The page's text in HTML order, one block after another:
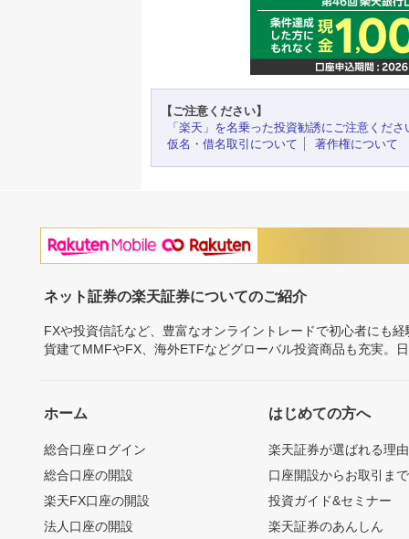
【ご注意ください】
「楽天」を名乗った投資勧誘にご注意くださ
仮名・借名取引について
著作権について
ネット証券の楽天証券についてのご紹介
FXや投資信託など、豊富なオンライントレードで初心者にも
貨建てMMFやFX、海外ETFなどグローバル投資商品も充実。
ホーム
総合口座ログイン
総合口座の開設
楽天FX口座の開設
法人口座の開設
はじめての方へ
楽天証券が選ばれる理由
口座開設からお取引ま
投資ガイド&セミナー
楽天証券のあんしん